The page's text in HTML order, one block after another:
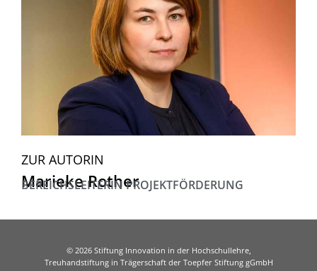
ZUR AUTORIN
Marieke Rother
BEREICHSLEITERIN PROJEKTFÖRDERUNG
© 2026 Stiftung Innovation in der Hochschullehre,
Treuhandstiftung in Trägerschaft der Toepfer Stiftung gGmbH